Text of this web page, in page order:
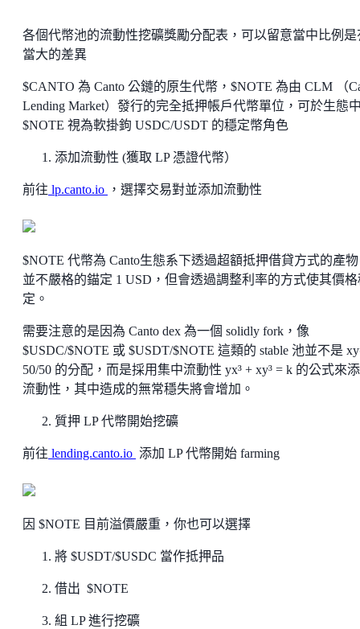
各個代幣池的流動性挖礦獎勵分配表，可以留意當中比例是
當大的差異
$CANTO 為 Canto 公鏈的原生代幣，$NOTE 為由 CLM （
Lending Market）發行的完全抵押帳戶代幣單位，可於生態
$NOTE 視為軟掛鉤 USDC/USDT 的穩定幣角色
添加流動性 (獲取 LP 憑證代幣）
前往 lp.canto.io ，選擇交易對並添加流動性
$NOTE 代幣為 Canto生態系下透過超額抵押借貸方式的產
並不嚴格的錨定 1 USD，但會透過調整利率的方式使其價格
定。
需要注意的是因為 Canto dex 為一個 solidly fork，像
$USDC/$NOTE 或 $USDT/$NOTE 這類的 stable 池並不是
50/50 的分配，而是採用集中流動性 yx³ + xy³ = k 的公式來
流動性，其中造成的無常穩失將會增加。
質押 LP 代幣開始挖礦
前往 lending.canto.io 添加 LP 代幣開始 farming
因 $NOTE 目前溢價嚴重，你也可以選擇
將 $USDT/$USDC 當作抵押品
借出 $NOTE
組 LP 進行挖礦